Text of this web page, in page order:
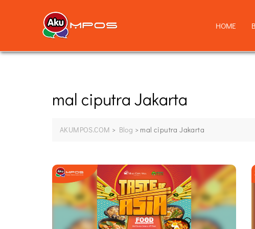
HOME
mal ciputra Jakarta
AKUMPOS.COM > Blog > mal ciputra Jakarta